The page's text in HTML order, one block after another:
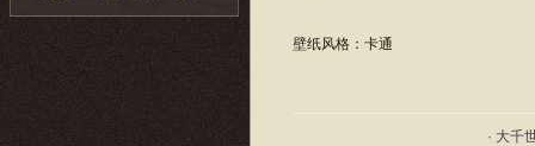
壁纸风格：卡通
· 大千